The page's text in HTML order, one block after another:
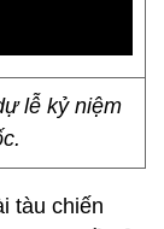
lễ kỷ niệm
tàu chiến